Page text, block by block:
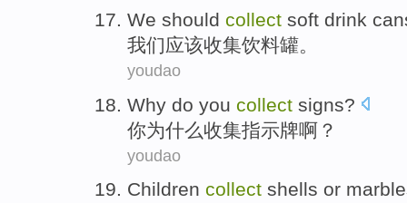
We should collect soft drink
我们应该收集饮料罐。
youdao
Why do you collect signs?
你为什么收集指示牌啊？
youdao
Children collect shells or